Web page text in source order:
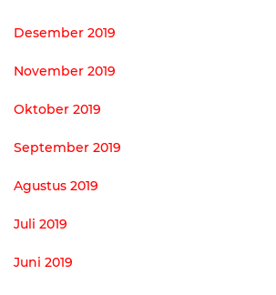
Desember 2019
November 2019
Oktober 2019
September 2019
Agustus 2019
Juli 2019
Juni 2019